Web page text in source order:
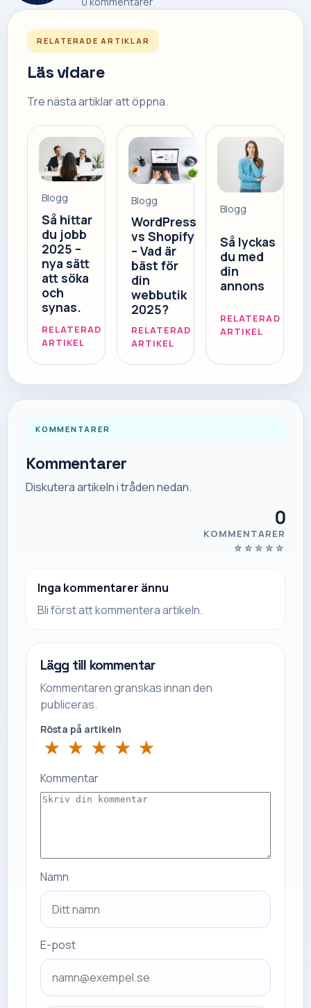
RELATERADE ARTIKLAR
Läs vidare
Tre nästa artiklar att öppna.
Blogg
Så hittar
du jobb
2025 –
nya sätt
att söka
och
synas.
RELATERAD
ARTIKEL
Blogg
WordPress
vs Shopify
– Vad är
bäst för
din
webbutik
2025?
RELATERAD
ARTIKEL
Blogg
Så lyckas
du med
din
annons
RELATERAD
ARTIKEL
KOMMENTARER
Kommentarer
Diskutera artikeln i tråden nedan.
0
KOMMENTARER
☆ ☆ ☆ ☆ ☆
Inga kommentarer ännu
Bli först att kommentera artikeln.
Lägg till kommentar
Kommentaren granskas innan den
publiceras.
Rösta på artikeln
★ ★ ★ ★ ★
Kommentar
Namn
E-post